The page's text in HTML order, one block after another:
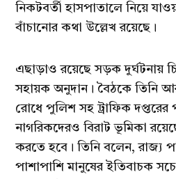
নিকটবর্তী হাসপাতালে নিয়ে
বাঁচানোর কথা উল্লেখ রয়েছে।
এছাড়াও রয়েছে সড়ক দুর্ঘটনায়
সহায়ক অনুদান। বৈঠকে তিনি
রোধে পুলিশ সহ ট্রাফিক দপ্তরের
নাগরিকদেরও বিরাট ভূমিকা
করতে হবে। তিনি বলেন, রাজ্য
পাশাপাশি মানুষের ইতিবাচক